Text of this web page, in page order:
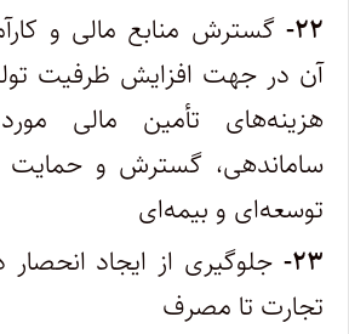
۲۲- گسترش منابع مالی و
آن در جهت افزایش ظرفیت
هزینه‌های تأمین مالی
ساماندهی، گسترش و حمایت
توسعه‌ای و بیمه‌ای
۲۳- جلوگیری از ایجاد
تجارت تا مصرف